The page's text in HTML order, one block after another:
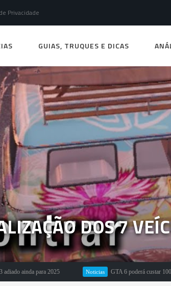
Privacidade
GUIAS, TRUQUES E DICAS
DOS 7
para 2025 GTA 6 poderá custar 100$